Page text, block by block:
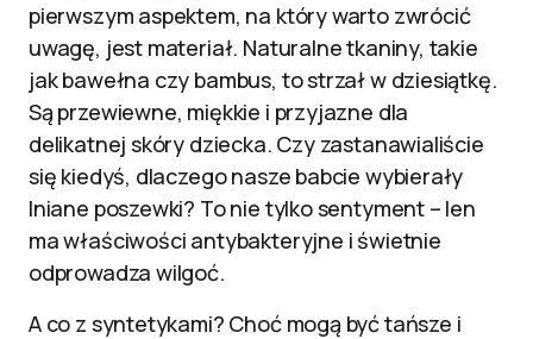
pierwszym aspektem, na który warto zwrócić
uwagę, jest materiał. Naturalne tkaniny, takie
jak bawełna czy bambus, to strzał w dziesiątkę.
Są przewiewne, miękkie i przyjazne dla
delikatnej skóry dziecka. Czy zastanawialiście
się kiedyś, dlaczego nasze babcie wybierały
lniane poszewki? To nie tylko sentyment – len
ma właściwości antybakteryjne i świetnie
odprowadza wilgoć.
A co z syntetykami? Choć mogą być tańsze i